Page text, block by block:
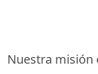
Nuestra misión